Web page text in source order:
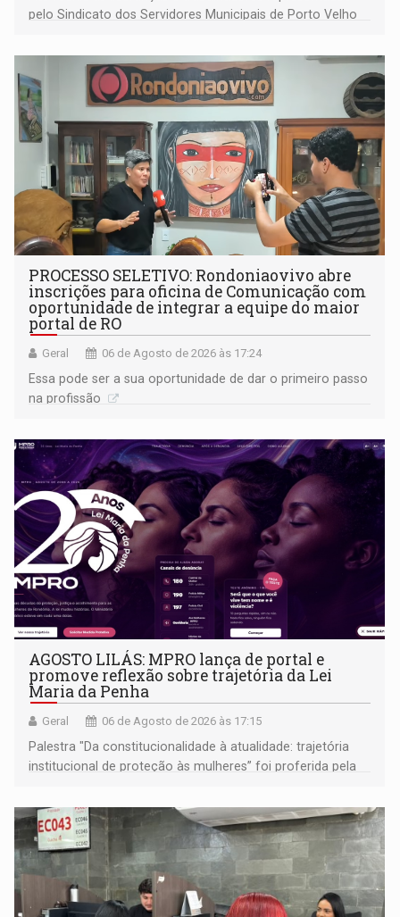
pelo Sindicato dos Servidores Municipais de Porto Velho
PROCESSO SELETIVO: Rondoniaovivo abre
inscrições para oficina de Comunicação com
oportunidade de integrar a equipe do maior
portal de RO
Geral 06 de Agosto de 2026 às 17:24
Essa pode ser a sua oportunidade de dar o primeiro passo
na profissão
AGOSTO LILÁS: MPRO lança de portal e
promove reflexão sobre trajetória da Lei
Maria da Penha
Geral 06 de Agosto de 2026 às 17:15
Palestra "Da constitucionalidade à atualidade: trajetória
institucional de proteção às mulheres” foi proferida pela
Goiás